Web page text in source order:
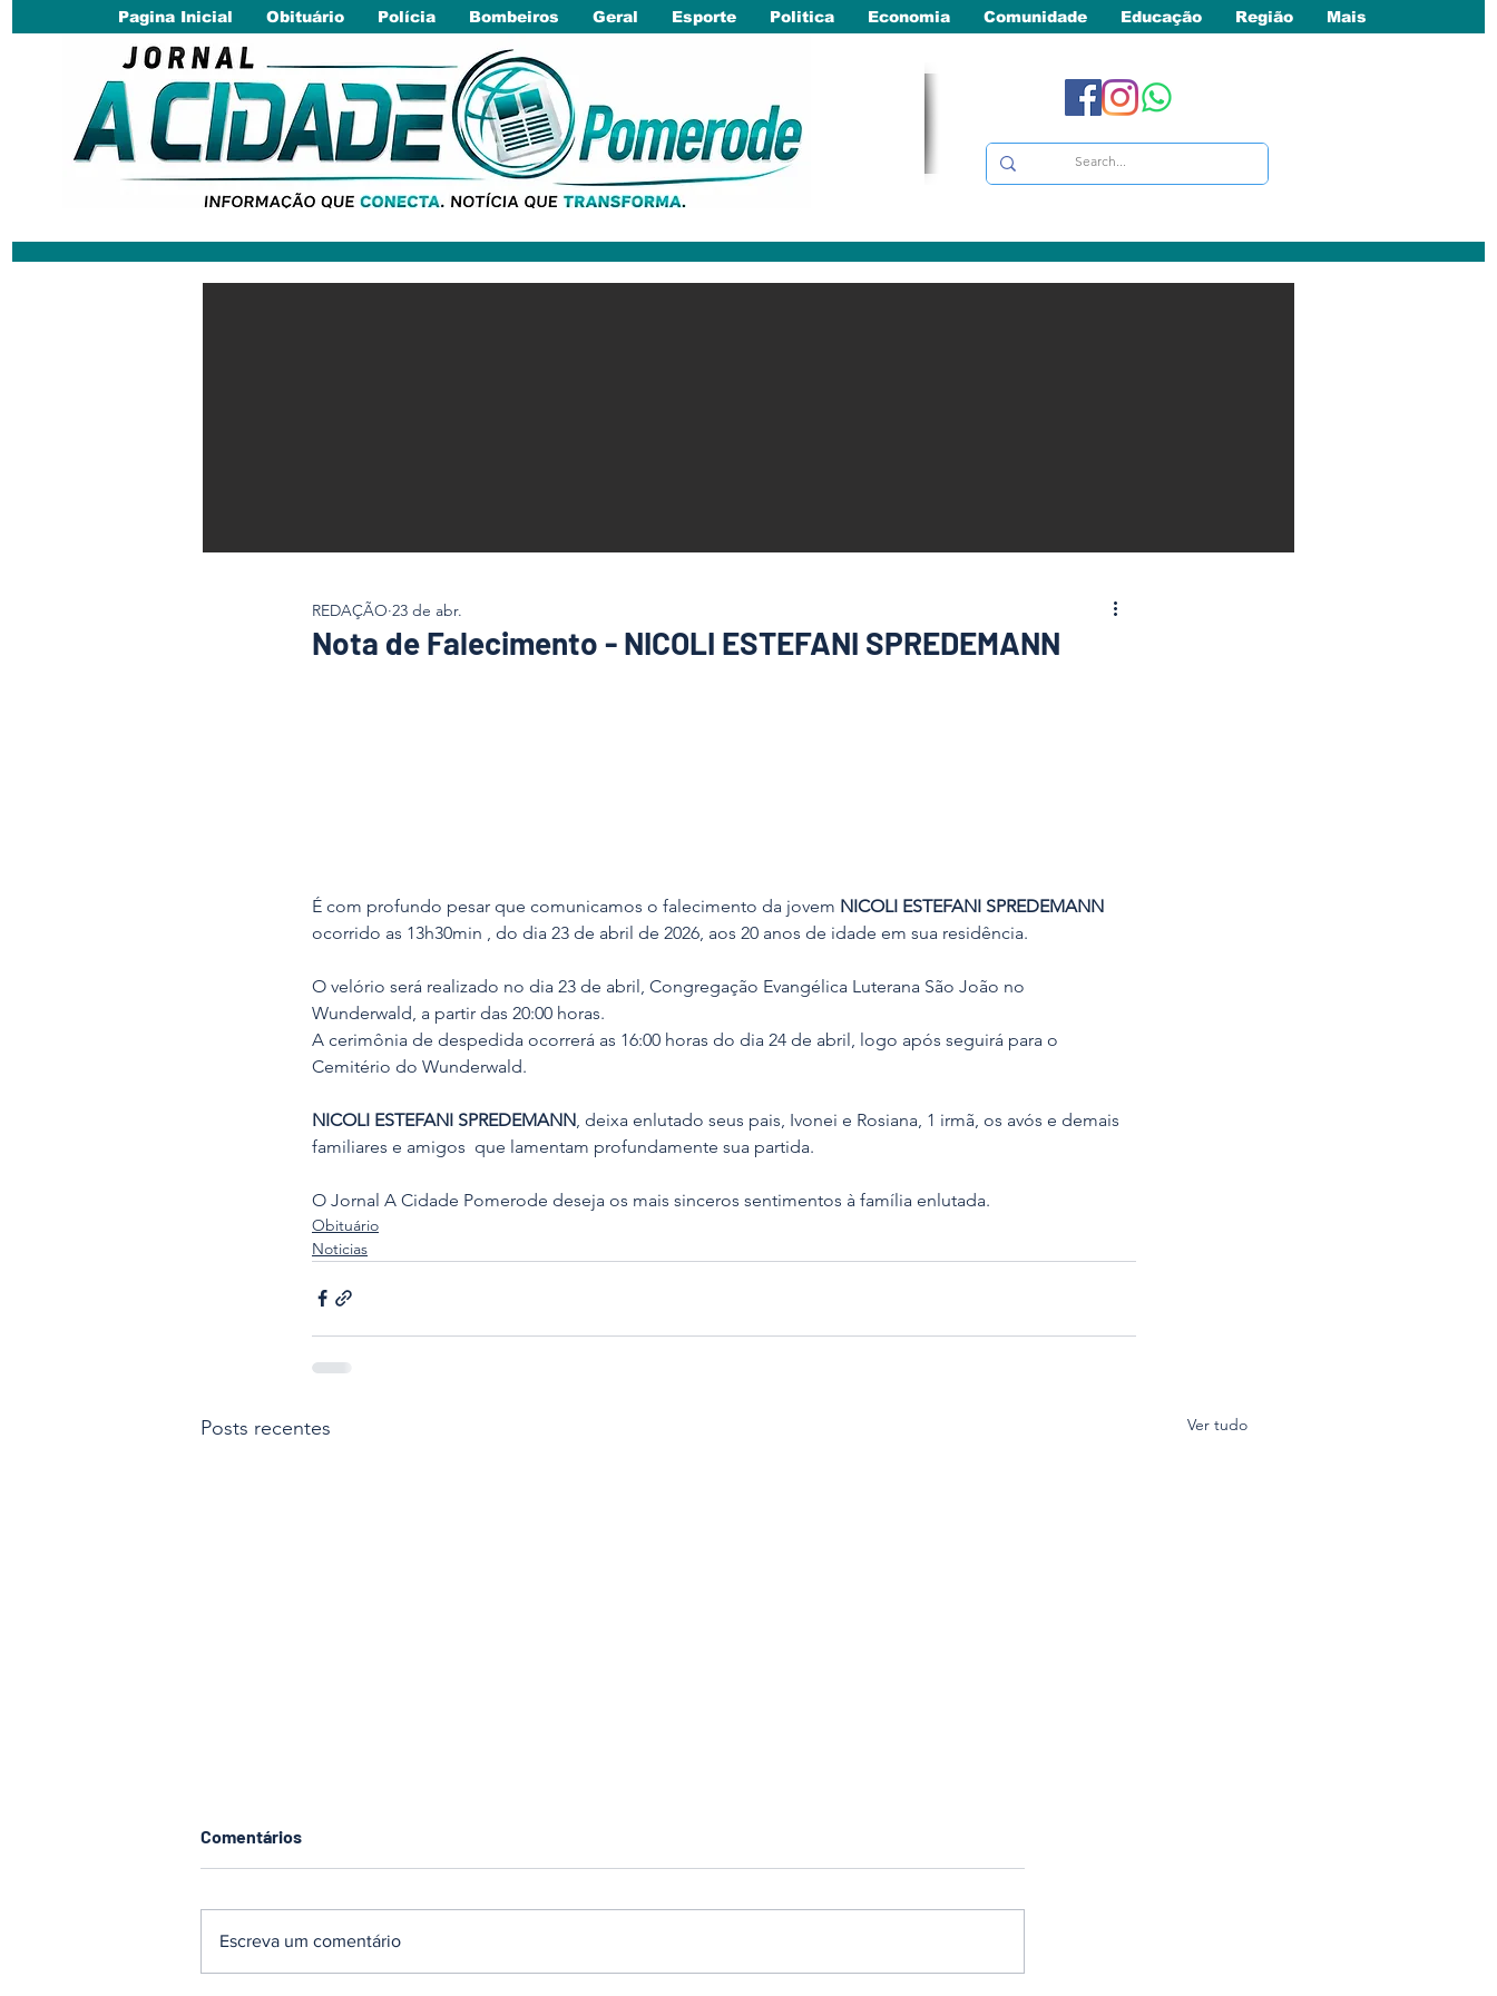
Pagina Inicial Obituário Polícia Bombeiros Geral Esporte Politica Economia Comunidade Educação Região Mais
Nota de Falecimento - NICOLI ESTEFANI SPREDEMANN
REDAÇÃO 23 de abr.
É com profundo pesar que comunicamos o falecimento da jovem NICOLI ESTEFANI SPREDEMANN
ocorrido as 13h30min , do dia 23 de abril de 2026, aos 20 anos de idade em sua residência.
O velório será realizado no dia 23 de abril, Congregação Evangélica Luterana São João no
Wunderwald, a partir das 20:00 horas.
A cerimônia de despedida ocorrerá as 16:00 horas do dia 24 de abril, logo após seguirá para o
Cemitério do Wunderwald.
NICOLI ESTEFANI SPREDEMANN , deixa enlutado seus pais, Ivonei e Rosiana, 1 irmã, os avós e demais
familiares e amigos  que lamentam profundamente sua partida.
O Jornal A Cidade Pomerode deseja os mais sinceros sentimentos à família enlutada.
Obituário
Noticias
Posts recentes Ver tudo
Comentários
Escreva um comentário